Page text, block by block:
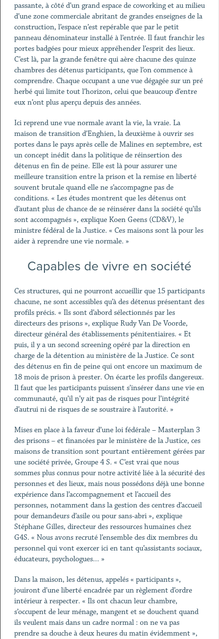
passante, à côté d’un grand espace de coworking et au milieu
d’une zone commerciale abritant de grandes enseignes de la
construction, l’espace n’est repérable que par le petit
panneau dénominateur installé à l’entrée. Il faut franchir les
portes badgées pour mieux appréhender l’esprit des lieux.
C’est là, par la grande fenêtre qui aère chacune des quinze
chambres des détenus participants, que l’on commence à
comprendre. Chaque occupant a une vue dégagée sur un pré
herbé qui limite tout l’horizon, celui que beaucoup d’entre
eux n’ont plus aperçu depuis des années.
Ici reprend une vue normale avant la vie, la vraie. La
maison de transition d’Enghien, la deuxième à ouvrir ses
portes dans le pays après celle de Malines en septembre, est
un concept inédit dans la politique de réinsertion des
détenus en fin de peine. Elle est là pour assurer une
meilleure transition entre la prison et la remise en liberté
souvent brutale quand elle ne s’accompagne pas de
conditions. « Les études montrent que les détenus ont
d’autant plus de chance de se réinsérer dans la société qu’ils
sont accompagnés », explique Koen Geens (CD&V), le
ministre fédéral de la Justice. « Ces maisons sont là pour les
aider à reprendre une vie normale. »
Capables de vivre en société
Ces structures, qui ne pourront accueillir que 15 participants
chacune, ne sont accessibles qu’à des détenus présentant des
profils précis. « Ils sont d’abord sélectionnés par les
directeurs des prisons », explique Rudy Van De Voorde,
directeur général des établissements pénitentiaires. « Et
puis, il y a un second screening opéré par la direction en
charge de la détention au ministère de la Justice. Ce sont
des détenus en fin de peine qui ont encore un maximum de
18 mois de prison à prester. On écarte les profils dangereux.
Il faut que les participants puissent s’insérer dans une vie en
communauté, qu’il n’y ait pas de risques pour l’intégrité
d’autrui ni de risques de se soustraire à l’autorité. »
Mises en place à la faveur d’une loi fédérale – Masterplan 3
des prisons – et financées par le ministère de la Justice, ces
maisons de transition sont pourtant entièrement gérées par
une société privée, Groupe 4 S. « C’est vrai que nous
sommes plus connus pour notre activité liée à la sécurité des
personnes et des lieux, mais nous possédons déjà une bonne
expérience dans l’accompagnement et l’accueil des
personnes, notamment dans la gestion des centres d’accueil
pour demandeurs d’asile ou pour sans-abri », explique
Stéphane Gilles, directeur des ressources humaines chez
G4S. « Nous avons recruté l’ensemble des dix membres du
personnel qui vont exercer ici en tant qu’assistants sociaux,
éducateurs, psychologues… »
Dans la maison, les détenus, appelés « participants »,
jouiront d’une liberté encadrée par un règlement d’ordre
intérieur à respecter. « Ils ont chacun leur chambre,
s’occupent de leur ménage, mangent et se douchent quand
ils veulent mais dans un cadre normal : on ne va pas
prendre sa douche à deux heures du matin évidemment »,